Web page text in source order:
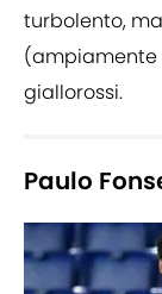
turbolento,
(ampiamente
giallorossi.
Paulo